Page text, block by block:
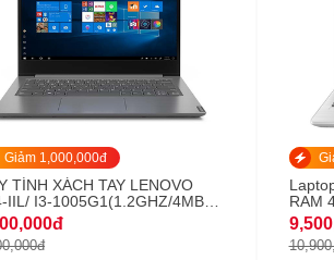
Giảm 1,000,000đ
TÍNH XÁCH TAY LENOVO
IIL/ I3-1005G1(1.2GHZ/4MB)/
DDR4/ 256GB SSD M.2/
HD/ 2CELL 30WH/ WIN 10
IRON GREY
RAM
1TB/
inch